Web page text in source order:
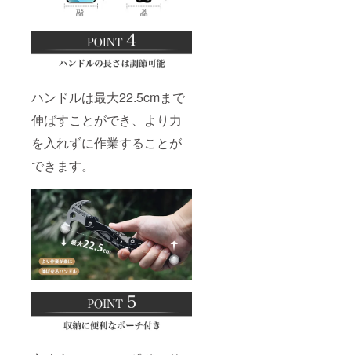
ハンドルは最大22.5cmまで
伸ばすことができ、より力
を入れずに作業することが
できます。